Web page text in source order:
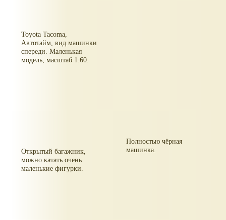
Toyota Tacoma,
Автотайм, вид машинки
спереди. Маленькая
модель, масштаб 1:60.
Открытый багажник,
можно катать очень
маленькие фигурки.
Полностью чёрная
машинка.